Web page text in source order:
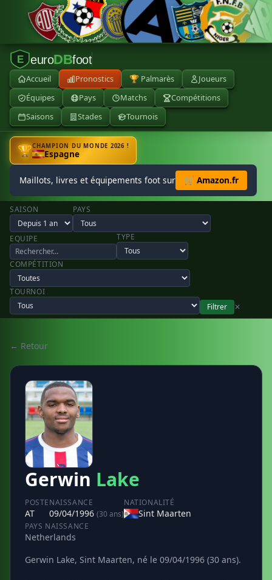
E euroDBfoot
Accueil Pronostics 🏆 Palmarès
Joueurs
Équipes
Pays Matchs
Compétitions
Saisons
Stades Tournois
🏆CHAMPION DU MONDE 2026 !
Espagne
Maillots, livres et équipements foot sur 🛒 Amazon.fr
SAISON PAYS
EQUIPE TYPE
COMPÉTITION
TOURNOI
Filtrer
✕
← Retour
Gerwin Lake
POSTE
AT
NAISSANCE
09/04/1996 (30 ans)
NATIONALITÉ
Sint Maarten
PAYS NAISSANCE
Netherlands
Gerwin Lake, Sint Maarten, né le 09/04/1996 (30 ans).